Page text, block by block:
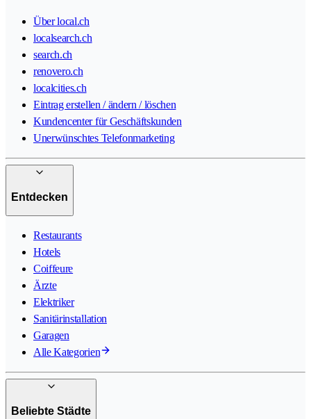
Über local.ch
localsearch.ch
search.ch
renovero.ch
localcities.ch
Eintrag erstellen / ändern / löschen
Kundencenter für Geschäftskunden
Unerwünschtes Telefonmarketing
Entdecken
Restaurants
Hotels
Coiffeure
Ärzte
Elektriker
Sanitärinstallation
Garagen
Alle Kategorien
Beliebte Städte